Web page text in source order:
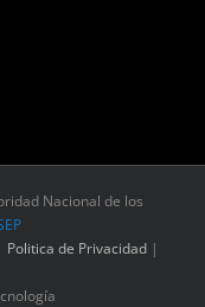
Nacional de los
Politica de Privacidad |